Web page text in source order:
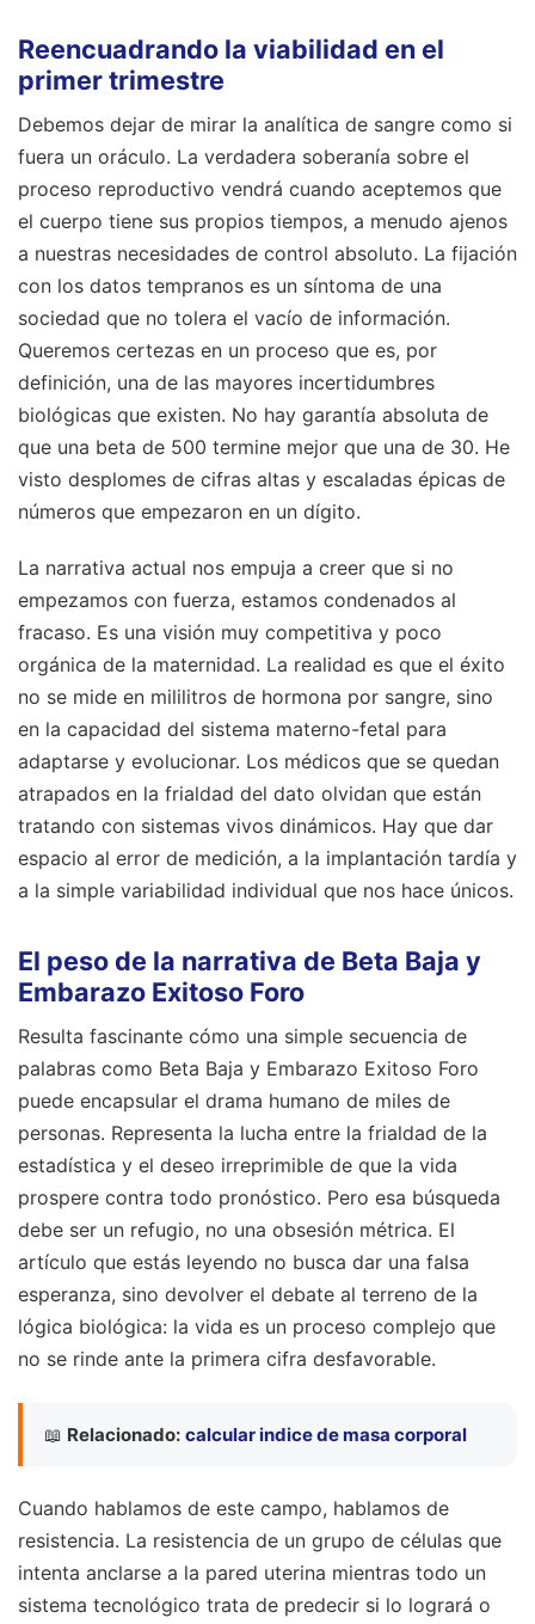
Reencuadrando la viabilidad en el
primer trimestre
Debemos dejar de mirar la analítica de sangre como si
fuera un oráculo. La verdadera soberanía sobre el
proceso reproductivo vendrá cuando aceptemos que
el cuerpo tiene sus propios tiempos, a menudo ajenos
a nuestras necesidades de control absoluto. La fijación
con los datos tempranos es un síntoma de una
sociedad que no tolera el vacío de información.
Queremos certezas en un proceso que es, por
definición, una de las mayores incertidumbres
biológicas que existen. No hay garantía absoluta de
que una beta de 500 termine mejor que una de 30. He
visto desplomes de cifras altas y escaladas épicas de
números que empezaron en un dígito.
La narrativa actual nos empuja a creer que si no
empezamos con fuerza, estamos condenados al
fracaso. Es una visión muy competitiva y poco
orgánica de la maternidad. La realidad es que el éxito
no se mide en mililitros de hormona por sangre, sino
en la capacidad del sistema materno-fetal para
adaptarse y evolucionar. Los médicos que se quedan
atrapados en la frialdad del dato olvidan que están
tratando con sistemas vivos dinámicos. Hay que dar
espacio al error de medición, a la implantación tardía y
a la simple variabilidad individual que nos hace únicos.
El peso de la narrativa de Beta Baja y
Embarazo Exitoso Foro
Resulta fascinante cómo una simple secuencia de
palabras como Beta Baja y Embarazo Exitoso Foro
puede encapsular el drama humano de miles de
personas. Representa la lucha entre la frialdad de la
estadística y el deseo irreprimible de que la vida
prospere contra todo pronóstico. Pero esa búsqueda
debe ser un refugio, no una obsesión métrica. El
artículo que estás leyendo no busca dar una falsa
esperanza, sino devolver el debate al terreno de la
lógica biológica: la vida es un proceso complejo que
no se rinde ante la primera cifra desfavorable.
📖 Relacionado: calcular indice de masa corporal
Cuando hablamos de este campo, hablamos de
resistencia. La resistencia de un grupo de células que
intenta anclarse a la pared uterina mientras todo un
sistema tecnológico trata de predecir si lo logrará o